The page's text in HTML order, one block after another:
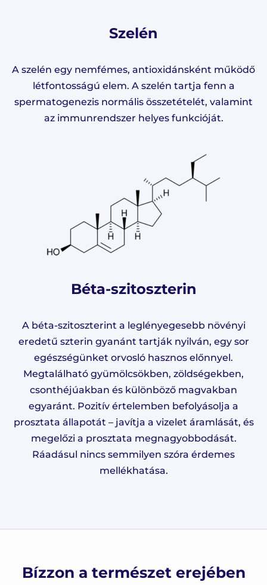
Szelén
A szelén egy nemfémes, antioxidánsként működő
létfontosságú elem. A szelén tartja fenn a
spermatogenezis normális összetételét, valamint
az immunrendszer helyes funkcióját.
Béta-szitoszterin
A béta-szitoszterint a leglényegesebb növényi
eredetű szterin gyanánt tartják nyilván, egy sor
egészségünket orvosló hasznos előnnyel.
Megtalálható gyümölcsökben, zöldségekben,
csonthéjúakban és különböző magvakban
egyaránt. Pozitív értelemben befolyásolja a
prosztata állapotát – javítja a vizelet áramlását, és
megelőzi a prosztata megnagyobbodását.
Ráadásul nincs semmilyen szóra érdemes
mellékhatása.
Bízzon a természet erejében